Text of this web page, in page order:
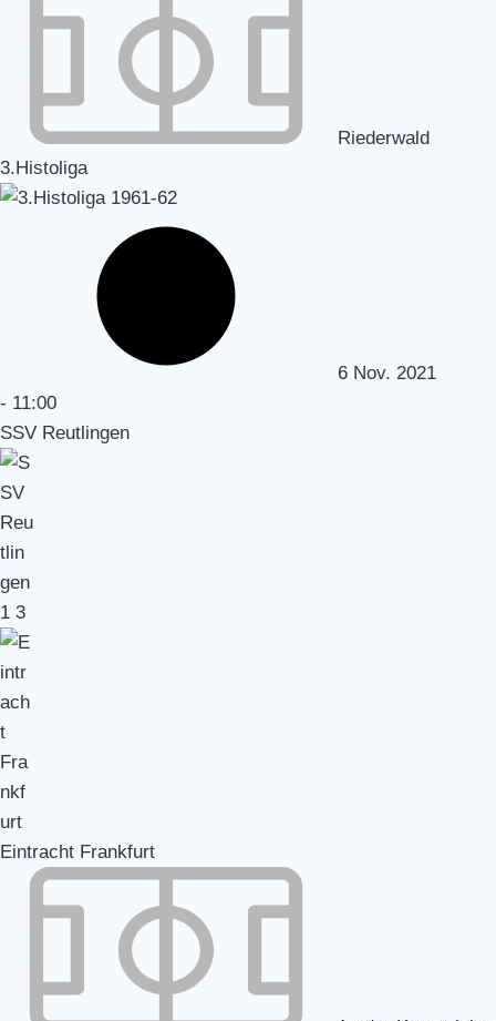
Riederwald
3.Histoliga
6 Nov. 2021
- 11:00
SSV Reutlingen
1 3
Eintracht Frankfurt